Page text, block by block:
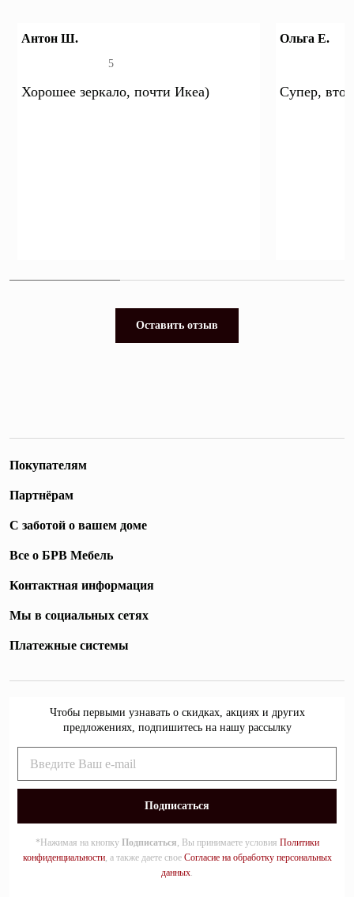
Антон Ш.
5
Хорошее зеркало, почти Икеа)
Ольга Е.
Супер,
Оставить отзыв
Покупателям
Партнёрам
С заботой о вашем доме
Все о БРВ Мебель
Контактная информация
Мы в социальных сетях
Платежные системы
Чтобы первыми узнавать о скидках, акциях и других
предложениях, подпишитесь на нашу рассылку
*Нажимая на кнопку Подписаться, Вы принимаете условия Политики
конфиденциальности, а также даете свое Согласие на обработку персональных
данных.